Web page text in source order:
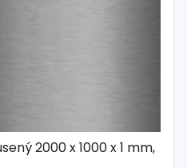
2000 x 1000 x 1 mm,